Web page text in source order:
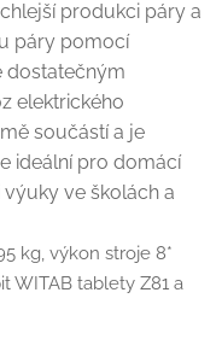
produkci páry a
páry pomocí
dostatečným
elektrického
součástí a je
ideální pro domácí
ve školách a
kg, výkon stroje 8*
WITAB tablety Z81 a